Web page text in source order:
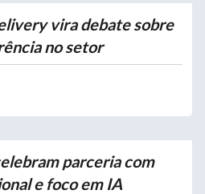
vira debate sobre
no setor
parceria com
e foco em IA